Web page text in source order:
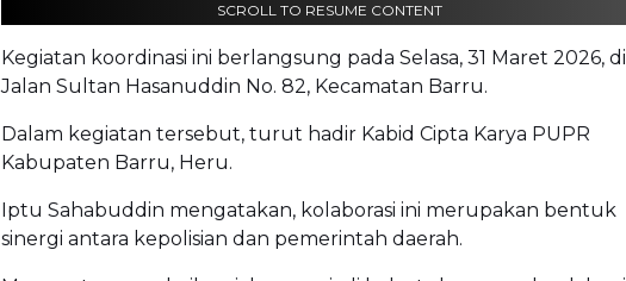
SCROLL TO RESUME CONTENT
Kegiatan koordinasi ini berlangsung pada Selasa, 31 Maret 2026, di
Jalan Sultan Hasanuddin No. 82, Kecamatan Barru.
Dalam kegiatan tersebut, turut hadir Kabid Cipta Karya PUPR
Kabupaten Barru, Heru.
Iptu Sahabuddin mengatakan, kolaborasi ini merupakan bentuk
sinergi antara kepolisian dan pemerintah daerah.